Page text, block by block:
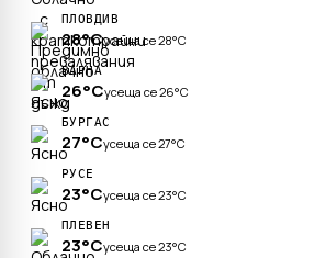
ПЛОВДИВ
28°Cусеща се 28°C
ВАРНА
26°Cусеща се 26°C
БУРГАС
27°Cусеща се 27°C
РУСЕ
23°Cусеща се 23°C
ПЛЕВЕН
23°Cусеща се 23°C